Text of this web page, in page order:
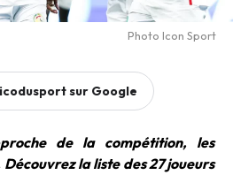
Photo Icon Sport
sur Google
de la compétition, les
la liste des 27 joueurs